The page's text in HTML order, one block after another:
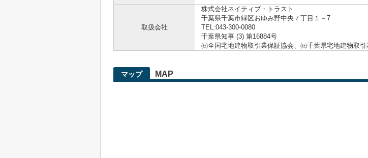
取扱会社
株式会社ネイティブ・トラスト
千葉県千葉市緑区おゆみ野中央７丁目１－7
TEL:043-300-0080
千葉県知事 (3) 第16884号
㈳全国宅地建物取引業保証協会、㈳千葉県宅地建物取
マップ MAP